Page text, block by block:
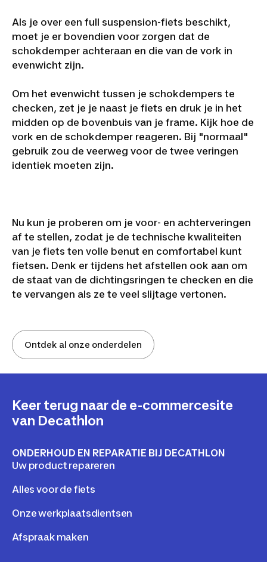
Als je over een full suspension-fiets beschikt,
moet je er bovendien voor zorgen dat de
schokdemper achteraan en die van de vork in
evenwicht zijn.
Om het evenwicht tussen je schokdempers te
checken, zet je je naast je fiets en druk je in het
midden op de bovenbuis van je frame. Kijk hoe de
vork en de schokdemper reageren. Bij "normaal"
gebruik zou de veerweg voor de twee veringen
identiek moeten zijn.
Nu kun je proberen om je voor- en achterveringen
af te stellen, zodat je de technische kwaliteiten
van je fiets ten volle benut en comfortabel kunt
fietsen. Denk er tijdens het afstellen ook aan om
de staat van de dichtingsringen te checken en die
te vervangen als ze te veel slijtage vertonen.
Ontdek al onze onderdelen
Keer terug naar de e-commercesite
van Decathlon
ONDERHOUD EN REPARATIE BIJ DECATHLON
Uw product repareren
Alles voor de fiets
Onze werkplaatsdientsen
Afspraak maken